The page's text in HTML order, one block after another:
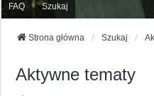
FAQ Szukaj
Strona główna Szukaj
Aktywne tematy